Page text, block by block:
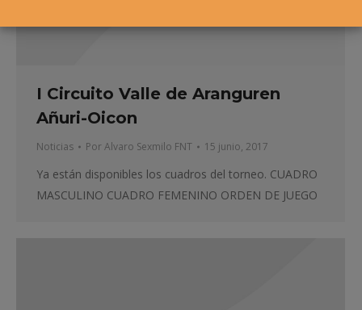
I Circuito Valle de Aranguren
Añuri-Oicon
Noticias Por Alvaro Sexmilo FNT 15 junio, 2017
Ya están disponibles los cuadros del torneo. CUADRO
MASCULINO CUADRO FEMENINO ORDEN DE JUEGO